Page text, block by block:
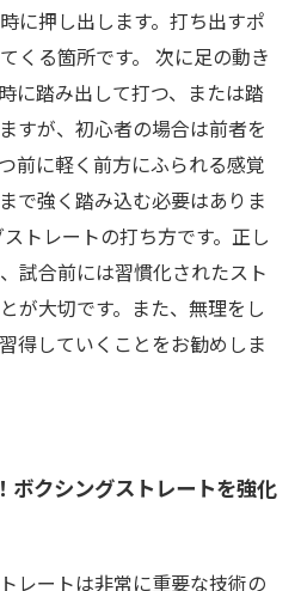
に押し出します。打ち出すポ
くる箇所です。 次に足の動き
に踏み出して打つ、または踏
すが、初心者の場合は前者を
前に軽く前方にふられる感覚
で強く踏み込む必要はありま
トレートの打ち方です。正し
試合前には習慣化されたスト
が大切です。また、無理をし
得していくことをお勧めしま
ボクシングストレートを強化
レートは非常に重要な技術の